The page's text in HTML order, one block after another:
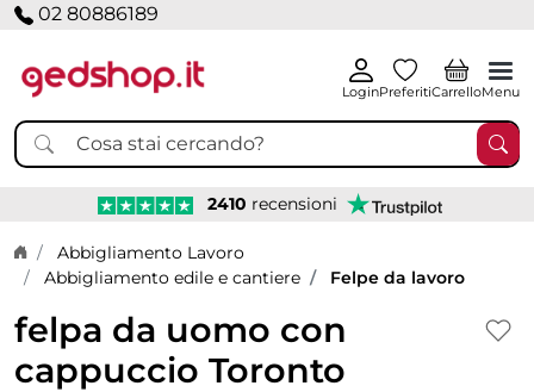
02 80886189
LoginPreferitiCarrelloMenu
2410 recensioni
Home page
Abbigliamento Lavoro
Abbigliamento edile e cantiere
Felpe da lavoro
felpa da uomo con
cappuccio Toronto